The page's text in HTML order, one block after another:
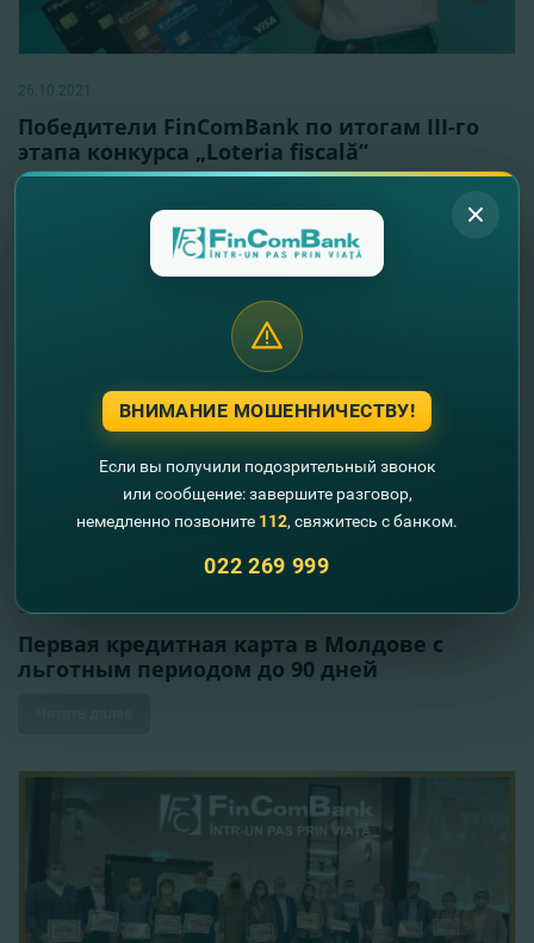
26.10.2021
Победители FinComBank по итогам III-го
этапа конкурса „Loteria fiscală”
20.10.2021
Первая кредитная карта в Молдове с
льготным периодом до 90 дней
ВНИМАНИЕ МОШЕННИЧЕСТВУ!
Если вы получили подозрительный звонок
или сообщение: завершите разговор,
немедленно позвоните 112, свяжитесь с банком.
022 269 999